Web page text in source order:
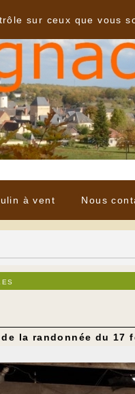
à vent Nous
de la randonnée du 17
sur ceux que vous